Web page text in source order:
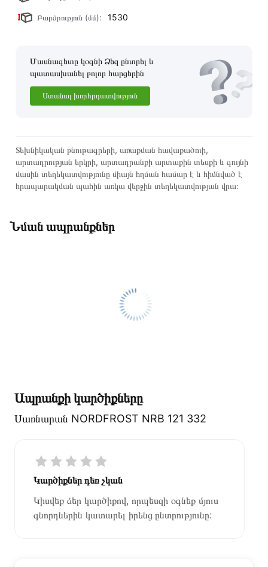
Բարձրություն (մմ): 1530
Մասնագետը կօգնի Ձեզ ընտրել և
պատասխանել բոլոր հարցերին
Ստանալ խորհրդատվություն
Տեխնիկական բնութագրերի, առաքման հավաքածուի,
արտադրության երկրի, արտադրանքի արտաքին տեսքի և գույնի
մասին տեղեկատվությունը միայն հղման համար է և հիմնված է
հրապարակման պահին առկա վերջին տեղեկատվության վրա։
Նման ապրանքներ
Ապրանքի կարծիքները
Սառնարան NORDFROST NRB 121 332
Կարծիքներ դեռ չկան
Կիսվեք ձեր կարծիքով, որպեսզի օգնեք մյուս
գնորդներին կատարել իրենց ընտրությունը: